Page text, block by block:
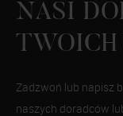
NASI
Zadzwoń lub napisz
naszych doradców